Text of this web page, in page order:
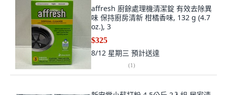
affresh 廚餘處理機清潔錠 有效去除異
味 保持廚房清新 柑橘香味, 132 g (4.7
oz.), 3
$325
8/12 星期三 預計送達
(1)